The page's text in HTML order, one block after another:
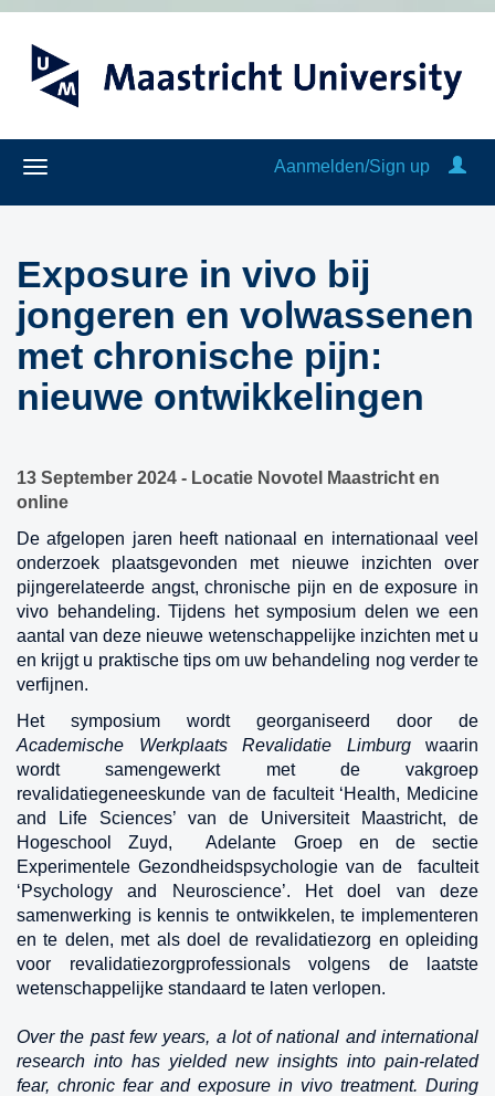
Aanmelden/Sign up
Exposure in vivo bij
jongeren en volwassenen
met chronische pijn:
nieuwe ontwikkelingen
13 September 2024 - Locatie Novotel Maastricht en
online
De afgelopen jaren heeft nationaal en internationaal veel
onderzoek plaatsgevonden met nieuwe inzichten over
pijngerelateerde angst, chronische pijn en de exposure in
vivo behandeling. Tijdens het symposium delen we een
aantal van deze nieuwe wetenschappelijke inzichten met u
en krijgt u praktische tips om uw behandeling nog verder te
verfijnen.
Het symposium wordt georganiseerd door de
Academische Werkplaats Revalidatie Limburgwaarin
wordt samengewerkt met de vakgroep
revalidatiegeneeskunde van de faculteit ‘Health, Medicine
and Life Sciences’ van de Universiteit Maastricht, de
Hogeschool Zuyd, Adelante Groep en de sectie
Experimentele Gezondheidspsychologie van de faculteit
‘Psychology and Neuroscience’. Het doel van deze
samenwerking is kennis te ontwikkelen, te implementeren
en te delen, met als doel de revalidatiezorg en opleiding
voor revalidatiezorgprofessionals volgens de laatste
wetenschappelijke standaard te laten verlopen.
Over the past few years, a lot of national and international
research into has yielded new insights into pain-related
fear, chronic fear and exposure in vivo treatment. During